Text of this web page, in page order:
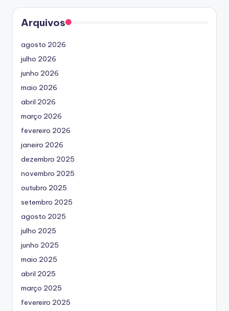
Arquivos
agosto 2026
julho 2026
junho 2026
maio 2026
abril 2026
março 2026
fevereiro 2026
janeiro 2026
dezembro 2025
novembro 2025
outubro 2025
setembro 2025
agosto 2025
julho 2025
junho 2025
maio 2025
abril 2025
março 2025
fevereiro 2025